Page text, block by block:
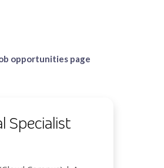
opportunities page
Specialist